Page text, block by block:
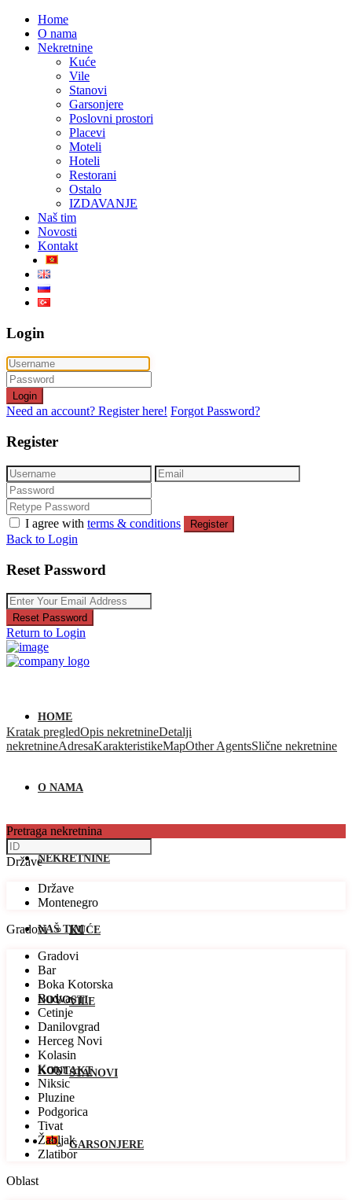
Home
O nama
Nekretnine
Kuće
Vile
Stanovi
Garsonjere
Poslovni prostori
Placevi
Moteli
Hoteli
Restorani
Ostalo
IZDAVANJE
Naš tim
Novosti
Kontakt
Login
Login
Need an account? Register here! Forgot Password?
Register
I agree with terms & conditions Register
Back to Login
Reset Password
Reset Password
Return to Login
HOME
O NAMA
NEKRETNINE
KUĆE
VILE
STANOVI
GARSONJERE
NAŠ TIM
NOVOSTI
KONTAKT
Kratak pregledOpis nekretnineDetalji
nekretnineAdresaKarakteristikeMapOther AgentsSlične nekretnine
Pretraga nekretnina
Države
Države
Montenegro
Gradovi
Gradovi
Bar
Boka Kotorska
Budva
Cetinje
Danilovgrad
Herceg Novi
Kolasin
Kotor
Niksic
Pluzine
Podgorica
Tivat
Žabljak
Zlatibor
Oblast